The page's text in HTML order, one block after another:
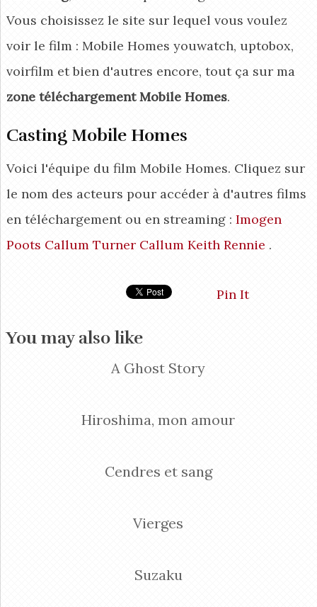
Vous choisissez le site sur lequel vous voulez
voir le film : Mobile Homes youwatch, uptobox,
voirfilm et bien d'autres encore, tout ça sur ma
zone téléchargement Mobile Homes.
Casting Mobile Homes
Voici l'équipe du film Mobile Homes. Cliquez sur
le nom des acteurs pour accéder à d'autres films
en téléchargement ou en streaming : Imogen
Poots Callum Turner Callum Keith Rennie .
Pin It
You may also like
A Ghost Story
Hiroshima, mon amour
Cendres et sang
Vierges
Suzaku